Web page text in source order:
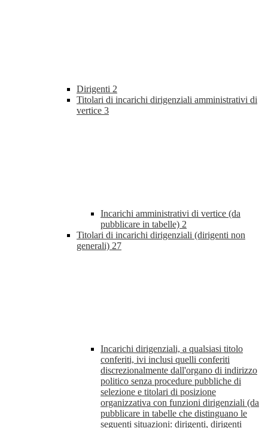
Dirigenti 2
Titolari di incarichi dirigenziali amministrativi di
vertice 3
Incarichi amministrativi di vertice (da
pubblicare in tabelle) 2
Titolari di incarichi dirigenziali (dirigenti non
generali) 27
Incarichi dirigenziali, a qualsiasi titolo
conferiti, ivi inclusi quelli conferiti
discrezionalmente dall'organo di indirizzo
politico senza procedure pubbliche di
selezione e titolari di posizione
organizzativa con funzioni dirigenziali (da
pubblicare in tabelle che distinguano le
seguenti situazioni: dirigenti, dirigenti